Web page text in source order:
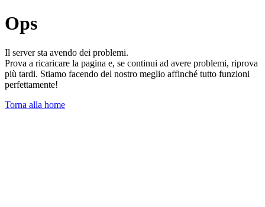
Ops
Il server sta avendo dei problemi.
Prova a ricaricare la pagina e, se continui ad avere problemi, riprova
più tardi. Stiamo facendo del nostro meglio affinché tutto funzioni
perfettamente!
Torna alla home